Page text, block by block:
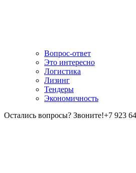
Вопрос-ответ
Это интересно
Логистика
Лизинг
Тендеры
Экономичность
Остались вопросы? Звоните!+7 923